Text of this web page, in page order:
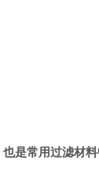
是常用过滤材